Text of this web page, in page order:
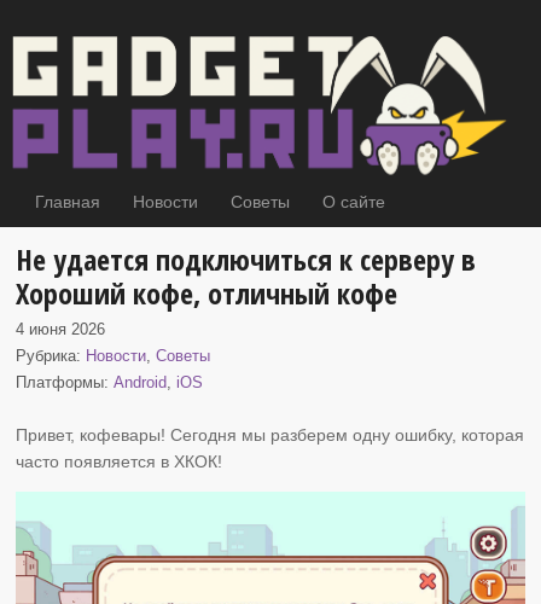
Главная Новости Советы О сайте
Не удается подключиться к серверу в
Хороший кофе, отличный кофе
4 июня 2026
Рубрика: Новости,Советы
Платформы:Android, iOS
Привет, кофевары! Сегодня мы разберем одну ошибку, которая
часто появляется в ХКОК!